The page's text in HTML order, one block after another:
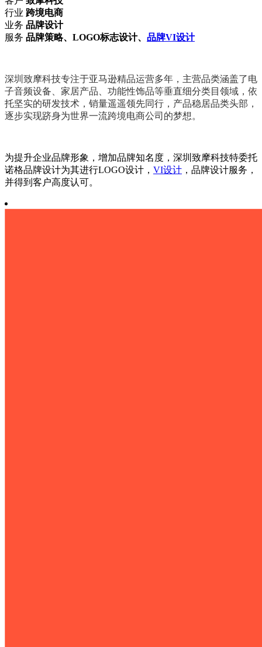
行业 跨境电商
业务 品牌设计
服务 品牌策略、 LOGO标志设计、 品牌VI设计
深圳致摩科技专注于亚马逊精品运营多年， 主营品类涵盖了电
子音频设备、家居产品、功能性饰品等垂直细分类目领域， 依
托坚实的研发技术，销量遥遥领先同行，产品稳居品类头部，
逐步实现跻身为世界一流跨境电商公司的梦想。
为提升企业品牌形象，增加品牌知名度，深圳致摩科技特委托
诺格品牌设计为其进行LOGO设计， VI设计 ，品牌设计服务，
并得到客户高度认可。